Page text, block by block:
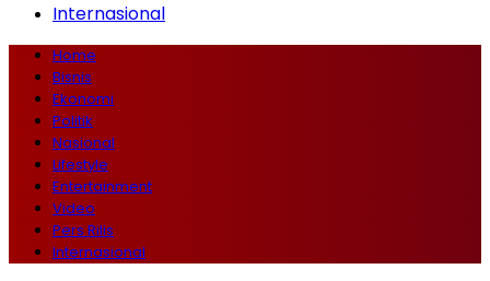
Internasional
Home
Bisnis
Ekonomi
Politik
Nasional
Lifestyle
Entertainment
Video
Pers Rilis
Internasional